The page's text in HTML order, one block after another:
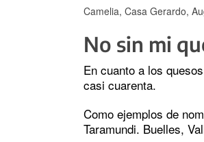
Camelia, Casa Gerardo,
No sin mi
En cuanto a los
casi cuarenta.
Como ejemplos de
Taramundi. Buelles,